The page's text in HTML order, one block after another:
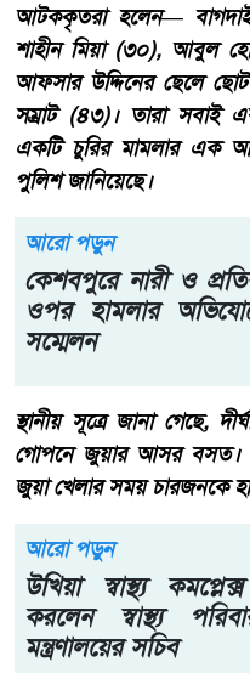
আটককৃতরা হলেন—
শাহীন মিয়া (৩০), আবুল
আফসার উদ্দিনের ছেলে
সম্রাট (৪৩)। তারা সবাই
একটি চুরির মামলার এক
পুলিশ জানিয়েছে।
আরো পড়ুন
কেশবপুরে নারী ও
ওপর হামলার
সম্মেলন
স্থানীয় সূত্রে জানা গেছে,
গোপনে জুয়ার আসর বসত।
জুয়া খেলার সময় চারজনকে
আরো পড়ুন
উখিয়া স্বাস্থ্য
করলেন স্বাস্থ্য
মন্ত্রণালয়ের সচিব